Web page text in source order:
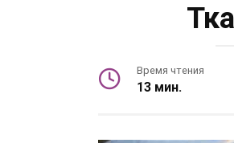
Время чтения
13 мин.